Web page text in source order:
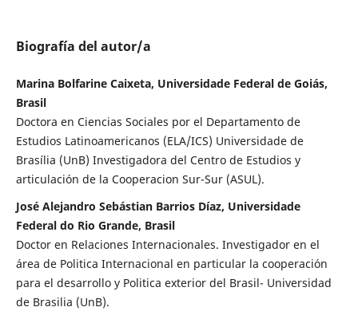
Biografía del autor/a
Marina Bolfarine Caixeta, Universidade Federal de Goiás,
Brasil
Doctora en Ciencias Sociales por el Departamento de
Estudios Latinoamericanos (ELA/ICS) Universidade de
Brasília (UnB) Investigadora del Centro de Estudios y
articulación de la Cooperacion Sur-Sur (ASUL).
José Alejandro Sebástian Barrios Díaz, Universidade
Federal do Rio Grande, Brasil
Doctor en Relaciones Internacionales. Investigador en el
área de Politica Internacional en particular la cooperación
para el desarrollo y Politica exterior del Brasil- Universidad
de Brasilia (UnB).